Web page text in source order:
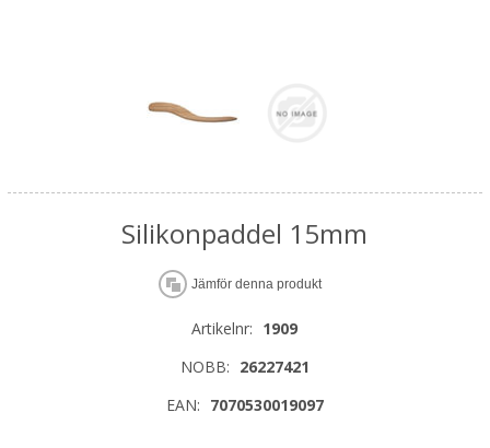
Silikonpaddel 15mm
Jämför denna produkt
Artikelnr: 1909
NOBB: 26227421
EAN: 7070530019097